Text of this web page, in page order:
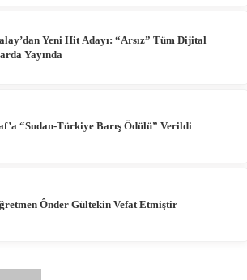
Yeni Hit Adayı: “Arsız” Tüm Dijital
Yayında
“Sudan-Türkiye Barış Ödülü” Verildi
Ônder Gültekin Vefat Etmiştir